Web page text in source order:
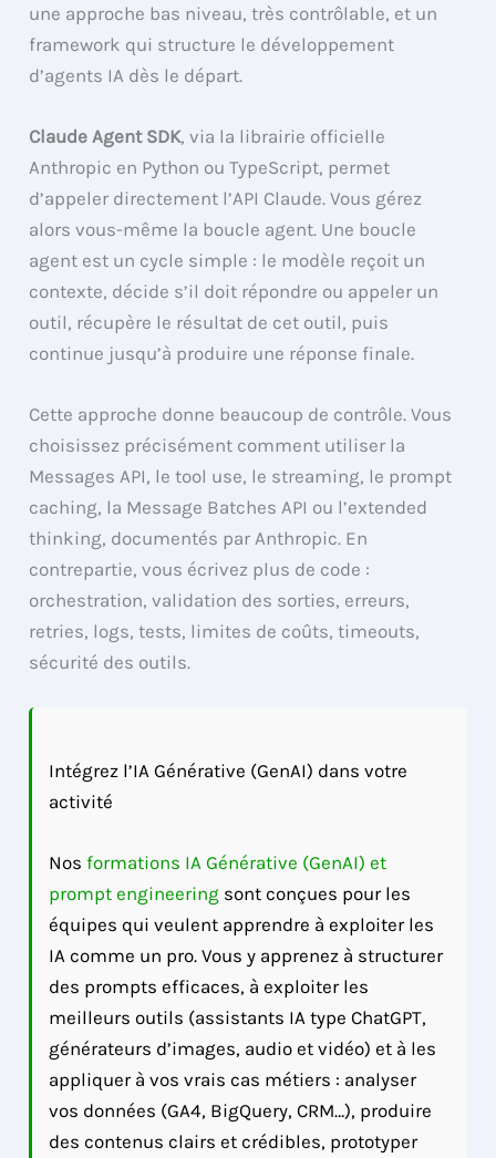
une approche bas niveau, très contrôlable, et un
framework qui structure le développement
d’agents IA dès le départ.
Claude Agent SDK, via la librairie officielle
Anthropic en Python ou TypeScript, permet
d’appeler directement l’API Claude. Vous gérez
alors vous-même la boucle agent. Une boucle
agent est un cycle simple : le modèle reçoit un
contexte, décide s’il doit répondre ou appeler un
outil, récupère le résultat de cet outil, puis
continue jusqu’à produire une réponse finale.
Cette approche donne beaucoup de contrôle. Vous
choisissez précisément comment utiliser la
Messages API, le tool use, le streaming, le prompt
caching, la Message Batches API ou l’extended
thinking, documentés par Anthropic. En
contrepartie, vous écrivez plus de code :
orchestration, validation des sorties, erreurs,
retries, logs, tests, limites de coûts, timeouts,
sécurité des outils.
Intégrez l’IA Générative (GenAI) dans votre
activité
Nosformations IA Générative (GenAI) et
prompt engineering sont conçues pour les
équipes qui veulent apprendre à exploiter les
IA comme un pro. Vous y apprenez à structurer
des prompts efficaces, à exploiter les
meilleurs outils (assistants IA type ChatGPT,
générateurs d’images, audio et vidéo) et à les
appliquer à vos vrais cas métiers : analyser
vos données (GA4, BigQuery, CRM…), produire
des contenus clairs et crédibles, prototyper